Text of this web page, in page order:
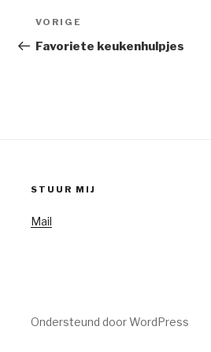
Berichtnavigatie
Vorig
bericht
VORIGE
Favoriete keukenhulpjes
STUUR MIJ
Mail
Ondersteund door WordPress